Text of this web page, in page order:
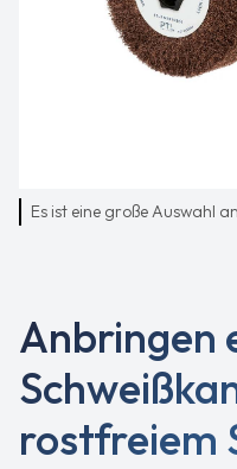
Es ist eine große Auswahl
Anbringen
rostfreiem